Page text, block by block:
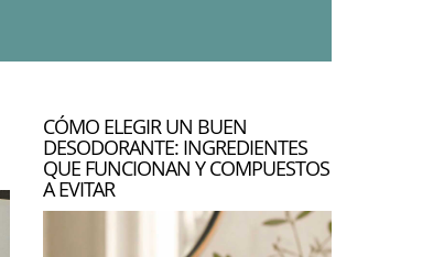
CÓMO ELEGIR UN BUEN
DESODORANTE: INGREDIENTES
QUE FUNCIONAN Y COMPUESTOS
A EVITAR